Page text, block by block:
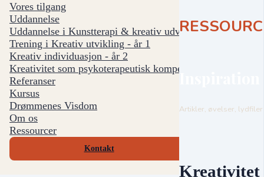
Vores tilgang
Uddannelse
Uddannelse i Kunstterapi & kreativ udvikling
Trening i Kreativ utvikling - år 1
Kreativ individuasjon - år 2
Kreativitet som psykoterapeutisk kompetanse - år 3
Referanser
Kursus
Drømmenes Visdom
Om os
Ressourcer
Kontakt
Artikler, øvelser,
Kreativitet